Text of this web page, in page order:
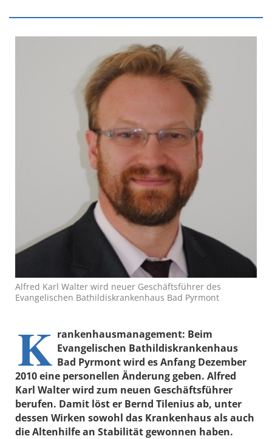
Alfred Karl Walter wird neuer Geschäftsführer des
Evangelischen Bathildiskrankenhaus Bad Pyrmont
K rankenhausmanagement: Beim
Evangelischen Bathildiskrankenhaus
Bad Pyrmont wird es Anfang Dezember
2010 eine personellen Änderung geben. Alfred
Karl Walter wird zum neuen Geschäftsführer
berufen. Damit löst er Bernd Tilenius ab, unter
dessen Wirken sowohl das Krankenhaus als auch
die Altenhilfe an Stabilität gewonnen haben.